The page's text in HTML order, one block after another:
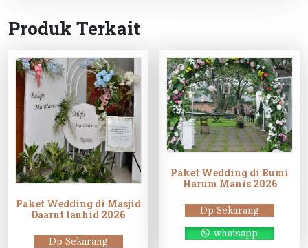
Produk Terkait
Paket Wedding di Masjid
Daarut tauhid 2026
Dp Sekarang
Paket Wedding di Bumi
Harum Manis 2026
Dp Sekarang
whatsapp